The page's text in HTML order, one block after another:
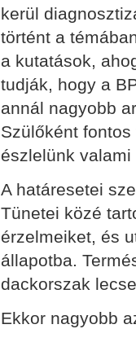
kerül
történt a
a kutatások,
tudják, hogy a
annál nagyobb
Szülőként
észlelünk
A határesetei
Tünetei közé
érzelmeiket, és
állapotba.
dackorszak
Ekkor nagyobb